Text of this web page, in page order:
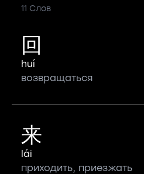
11 Слов
回
huí
возвращаться
来
lái
приходить, приезжать